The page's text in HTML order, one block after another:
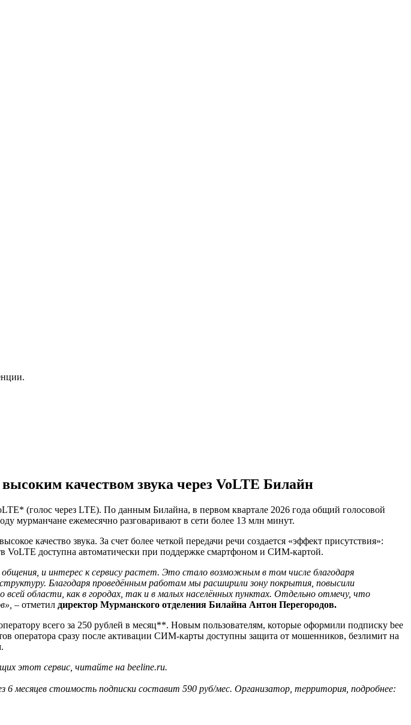
качеством звука через VoLTE Билайн
(голос через LTE). По данным Билайна, в первом квартале 2026 года общий голосовой
мурманчане ежемесячно разговаривают в сети более 13 млн минут.
качество звука. За счет более четкой передачи речи создается «эффект присутствия»:
VoLTE доступна автоматически при поддержке смартфоном и СИМ-картой.
и интерес к сервису растет. Это стало возможным в том числе благодаря
Благодаря проведённым работам мы расширили зону покрытия, повысили
всей области, как в городах, так и в малых населённых пунктах. Отдельно отмечу, что
– отметил директор Мурманского отделения Билайна Антон Перегородов.
всего за 250 рублей в месяц**. Новым пользователям, которые оформили подписку bee
оператора сразу после активации СИМ-карты доступны защита от мошенников, безлимит на
этот сервис, читайте на beeline.ru.
месяцев стоимость подписки составит 590 руб/мес. Организатор, территория, подробнее: